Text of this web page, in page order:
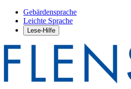
Gebärdensprache
Leichte Sprache
Lese-Hilfe